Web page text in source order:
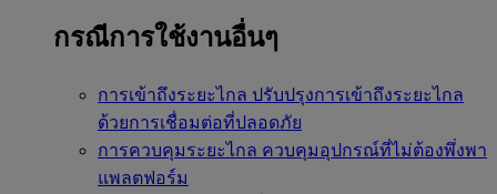
กรณีการใช้งานอื่นๆ
การเข้าถึงระยะไกล ปรับปรุงการเข้าถึงระยะไกล
ด้วยการเชื่อมต่อที่ปลอดภัย
การควบคุมระยะไกล ควบคุมอุปกรณ์ที่ไม่ต้องพึ่งพา
แพลตฟอร์ม